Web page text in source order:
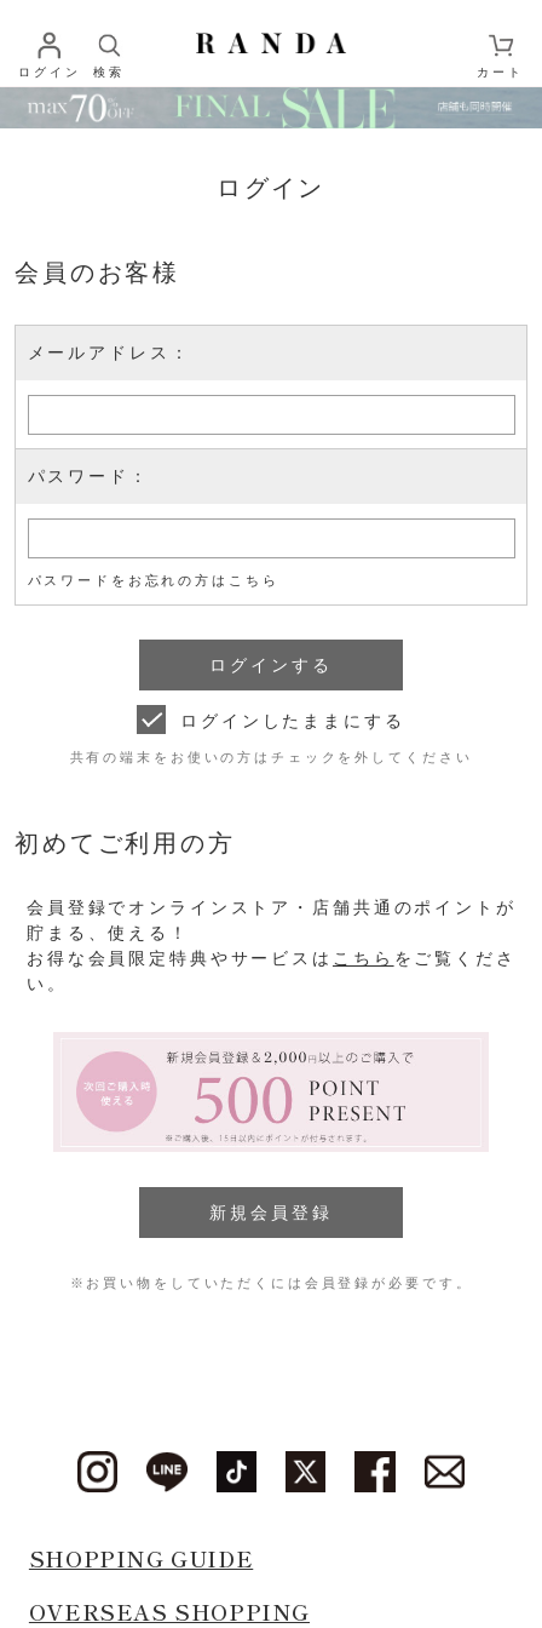
ログイン 検索 カート
ログイン
会員のお客様
メールアドレス：
パスワード：
パスワードをお忘れの方はこちら
ログインしたままにする
共有の端末をお使いの方はチェックを外してください
初めてご利用の方
会員登録でオンラインストア・店舗共通のポイントが
貯まる、使える！
お得な会員限定特典やサービスは こちら をご覧くださ
い。
※お買い物をしていただくには会員登録が必要です。
SHOPPING GUIDE
OVERSEAS SHOPPING